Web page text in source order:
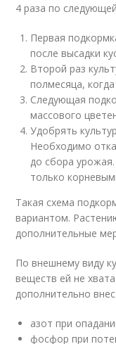
4 раза по
Первая
после высадки
Второй раз
полмесяца,
Следующая
массового
Удобрять
Необходимо
до сбора
только
Такая схема
вариантом.
дополнительные
По внешнему виду
веществ ей не
дополнительно
азот при
фосфор при